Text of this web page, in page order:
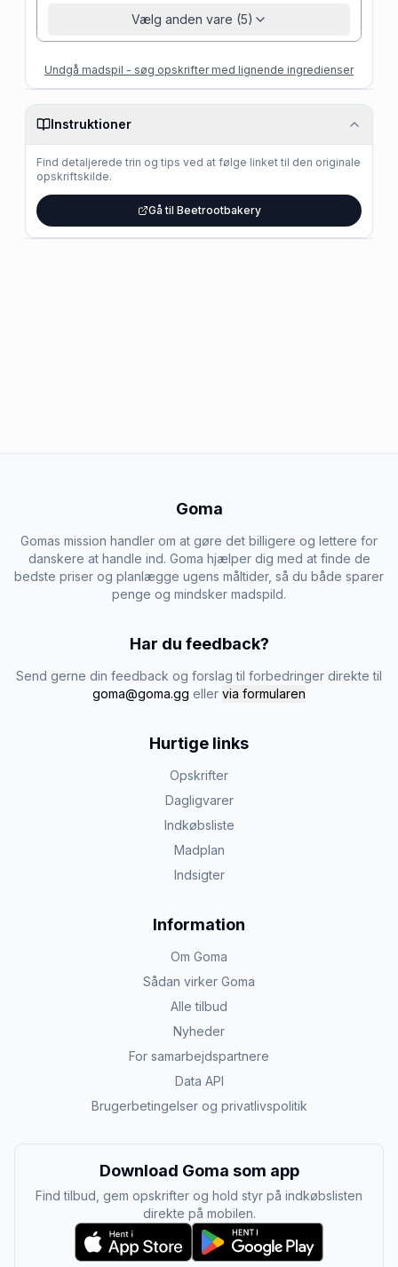
Vælg anden vare (5)
Undgå madspil - søg opskrifter med lignende ingredienser
Instruktioner
Find detaljerede trin og tips ved at følge linket til den originale
opskriftskilde.
Gå til Beetrootbakery
Goma
Gomas mission handler om at gøre det billigere og lettere for
danskere at handle ind. Goma hjælper dig med at finde de
bedste priser og planlægge ugens måltider, så du både sparer
penge og mindsker madspild.
Har du feedback?
Send gerne din feedback og forslag til forbedringer direkte til
goma@goma.gg eller via formularen
Hurtige links
Opskrifter
Dagligvarer
Indkøbsliste
Madplan
Indsigter
Information
Om Goma
Sådan virker Goma
Alle tilbud
Nyheder
For samarbejdspartnere
Data API
Brugerbetingelser og privatlivspolitik
Download Goma som app
Find tilbud, gem opskrifter og hold styr på indkøbslisten
direkte på mobilen.